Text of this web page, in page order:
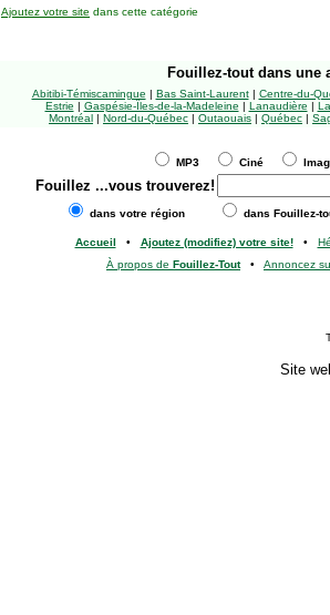
Ajoutez votre site dans cette catégorie
Fouillez-tout dans une
Abitibi-Témiscamingue | Bas Saint-Laurent| Centre-du-
Estrie | Gaspésie-Îles-de-la-Madeleine | Lanaudière |
Montréal | Nord-du-Québec | Outaouais | Québec |
MP3 Ciné
Fouillez ...vous trouverez!
dans votre région dans Fouillez-
Accueil • Ajoutez (modifiez) votre site!•
À propos de Fouillez-Tout• Annoncez
Site